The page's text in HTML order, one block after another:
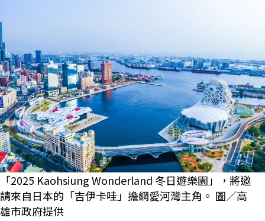
「2025 Kaohsiung Wonderland 冬日遊樂園」，將邀
請來自日本的「吉伊卡哇」擔綱愛河灣主角。 圖／高
雄市政府提供